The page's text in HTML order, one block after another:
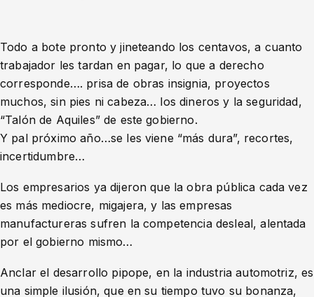
Todo a bote pronto y jineteando los centavos, a cuanto
trabajador les tardan en pagar, lo que a derecho
corresponde…. prisa de obras insignia, proyectos
muchos, sin pies ni cabeza… los dineros y la seguridad,
“Talón de Aquiles” de este gobierno.
Y pal próximo año…se les viene “más dura”, recortes,
incertidumbre…
Los empresarios ya dijeron que la obra pública cada vez
es más mediocre, migajera, y las empresas
manufactureras sufren la competencia desleal, alentada
por el gobierno mismo…
Anclar el desarrollo pipope, en la industria automotriz, es
una simple ilusión, que en su tiempo tuvo su bonanza,